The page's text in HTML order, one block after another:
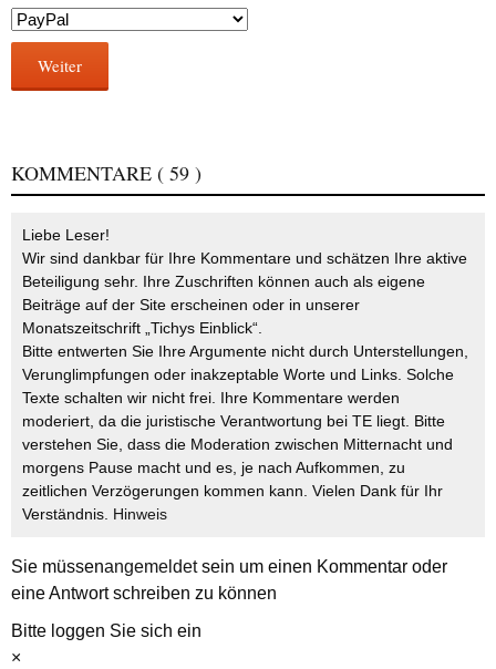
Weiter
KOMMENTARE ( 59 )
Liebe Leser!
Wir sind dankbar für Ihre Kommentare und schätzen Ihre aktive
Beteiligung sehr. Ihre Zuschriften können auch als eigene
Beiträge auf der Site erscheinen oder in unserer
Monatszeitschrift „Tichys Einblick“.
Bitte entwerten Sie Ihre Argumente nicht durch Unterstellungen,
Verunglimpfungen oder inakzeptable Worte und Links. Solche
Texte schalten wir nicht frei. Ihre Kommentare werden
moderiert, da die juristische Verantwortung bei TE liegt. Bitte
verstehen Sie, dass die Moderation zwischen Mitternacht und
morgens Pause macht und es, je nach Aufkommen, zu
zeitlichen Verzögerungen kommen kann. Vielen Dank für Ihr
Verständnis. Hinweis
Sie müssenangemeldetsein um einen Kommentar oder
eine Antwort schreiben zu können
Bitte loggen Sie sich ein
×